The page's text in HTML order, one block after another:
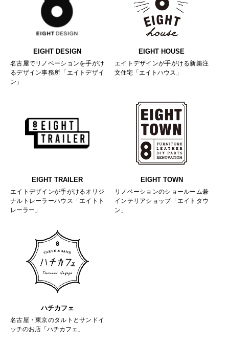
EIGHT DESIGN
名古屋でリノベーションを手がけ
るデザイン事務所「エイトデザイ
ン」
EIGHT HOUSE
エイトデザインが手がける新築注
文住宅「エイトハウス」
EIGHT TRAILER
エイトデザインが手がけるオリジ
ナルトレーラーハウス「エイトト
レーラー」
EIGHT TOWN
リノベーションのショールーム兼
インテリアショップ「エイトタウ
ン」
ハチカフェ
名古屋・東京のタルトとサンドイ
ッチのお店「ハチカフェ」